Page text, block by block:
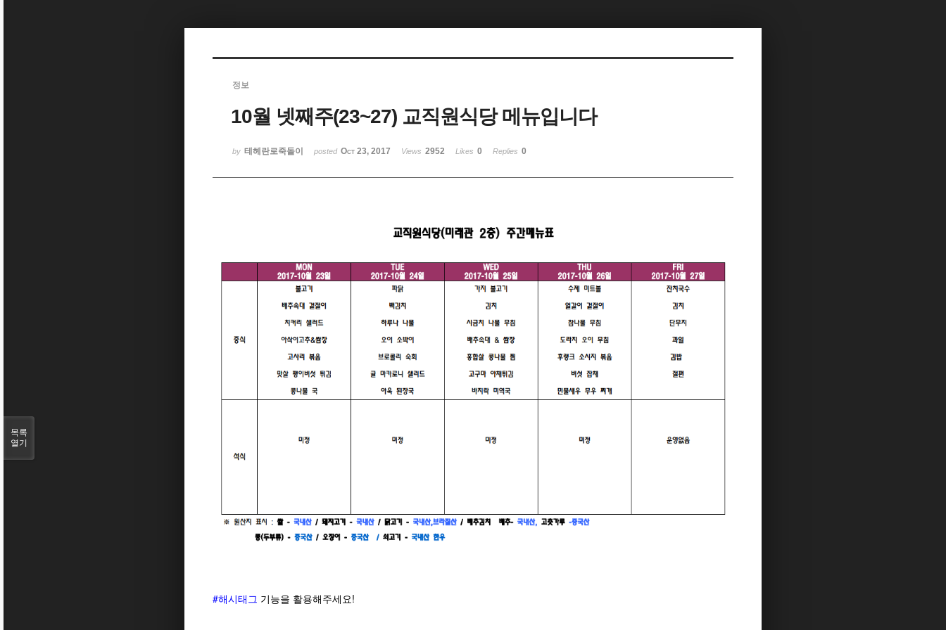
정보
10월 넷째주(23~27) 교직원식당 메뉴입니다
by 테헤란로죽돌이 posted Oct 23, 2017 Views 2952 Likes 0 Replies 0
#해시태그 기능을 활용해주세요!
목록
열기
Sketchbook5, 스케치북5
Sketchbook5, 스케치북5